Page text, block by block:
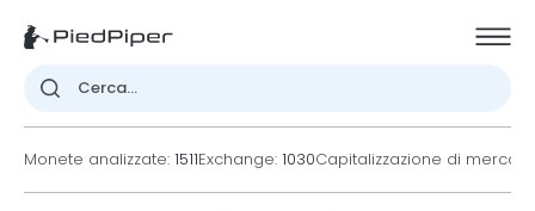
Monete analizzate: 1511Exchange: 1030Capitalizzazione di